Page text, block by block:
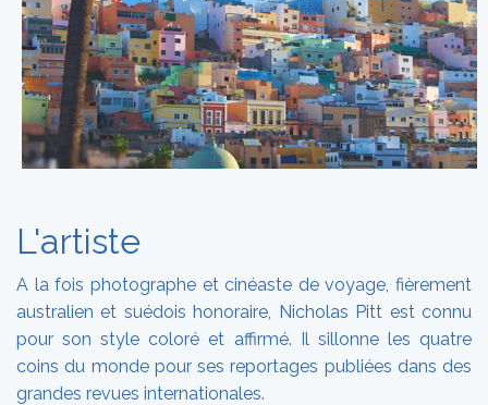
L'artiste
A la fois photographe et cinéaste de voyage, fièrement
australien et suédois honoraire, Nicholas Pitt est connu
pour son style coloré et affirmé. Il sillonne les quatre
coins du monde pour ses reportages publiées dans des
grandes revues internationales.